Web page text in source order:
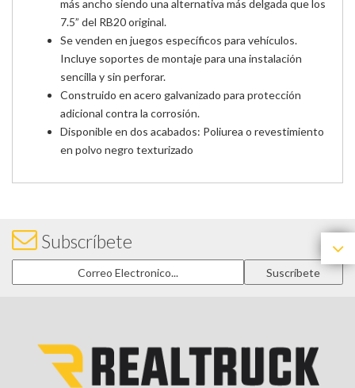
más ancho siendo una alternativa más delgada que los
7.5” del RB20 original.
Se venden en juegos específicos para vehículos.
Incluye soportes de montaje para una instalación
sencilla y sin perforar.
Construido en acero galvanizado para protección
adicional contra la corrosión.
Disponible en dos acabados: Poliurea o revestimiento
en polvo negro texturizado
Subscríbete